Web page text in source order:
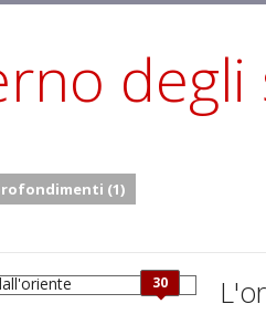
WORLDS degli
(1)
30